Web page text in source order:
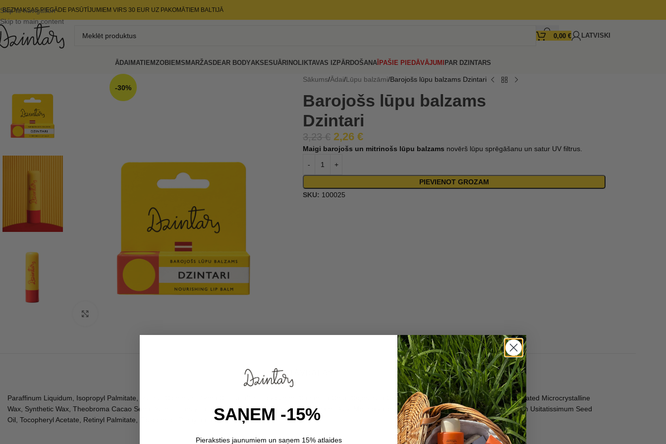
Skip to navigation
Skip to main content
BEZMAKSAS PIEGĀDE PASŪTĪJUMIEM VIRS 30 EUR UZ PAKOMĀTIEM BALTIJĀ
0,00 € LATVISKI
ĀDAIMATIEMZOBIEMSMARŽASDEAR BODYAKSESUĀRINOLIKTAVAS IZPĀRDOŠANAĪPAŠIE PIEDĀVĀJUMIPAR DZINTARS
-30%
Sākums Ādai Lūpu balzāmi Barojošs lūpu balzams Dzintari
Barojošs lūpu balzams
Dzintari
3,23€ 2,26 €
Maigi barojošs un mitrinošs lūpu balzams novērš lūpu sprēgāšanu un satur UV filtrus.
PIEVIENOT GROZAM
SKU: 100025
SASTĀVDAĻAS
Paraffinum Liquidum, Isopropyl Palmitate, Ricinus Communis Seed Oil, Paraffin, Polybutene, Candelilla Cera, Copernicia Cerifera Wax, Lanolin, Lanolin Oil, Hydrogenated Microcrystalline
Wax, Synthetic Wax, Theobroma Cacao Seed Butter, Tridecyl Trimellitate, Ethylhexyl Methoxycinnamate, Butyl Methoxydibenzoylmethane, Ethylhexyl Salicylate, Linum Usitatissimum Seed
Oil, Tocopheryl Acetate, Retinyl Palmitate, Tocopherol, Propylparaben, BHT, Parfum.
SAŅEM -15%
Pieraksties jaunumiem un saņem 15% atlaides